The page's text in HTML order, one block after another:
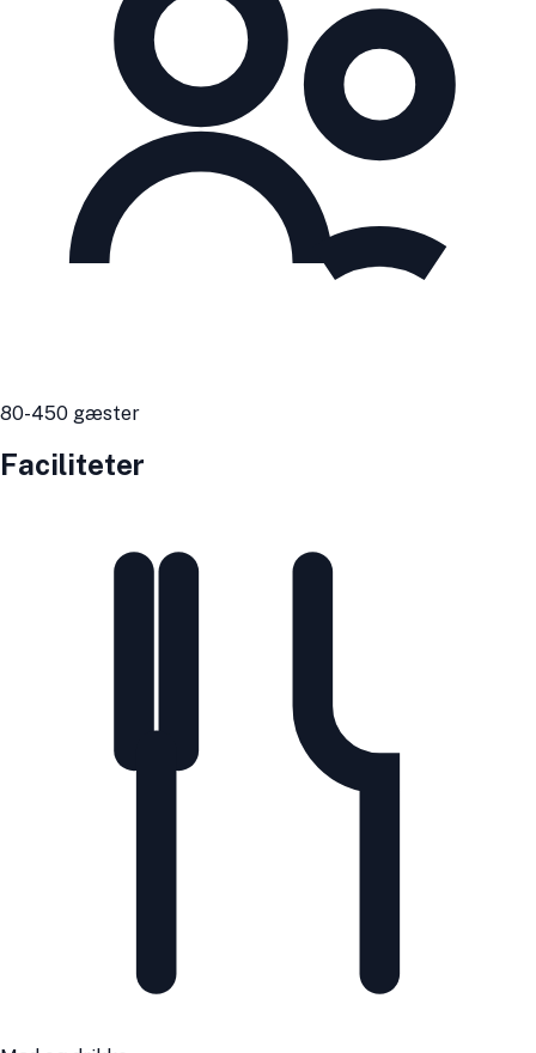
80-450 gæster
Faciliteter